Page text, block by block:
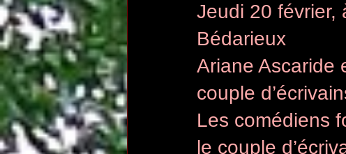
Jeudi 20 février,
Bédarieux
Ariane Ascaride
couple
Les comédiens
le couple